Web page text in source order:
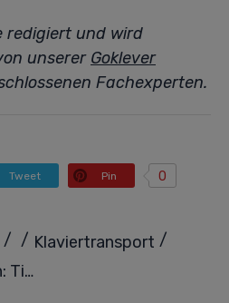
redigiert und wird
unserer Goklever
Fachexperten.
Tweet Pin 0
/ / Klaviertransport /
Klavier transportieren: Tipps für einen sicheren Umzug